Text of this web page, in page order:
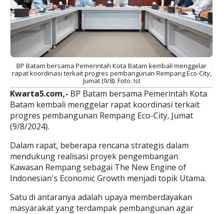
BP Batam bersama Pemerintah Kota Batam kembali menggelar
rapat koordinasi terkait progres pembangunan Rempang Eco-City,
Jumat (9/8). Foto: Ist
Kwarta5.com,- BP Batam bersama Pemerintah Kota
Batam kembali menggelar rapat koordinasi terkait
progres pembangunan Rempang Eco-City, Jumat
(9/8/2024).
Dalam rapat, beberapa rencana strategis dalam
mendukung realisasi proyek pengembangan
Kawasan Rempang sebagai The New Engine of
Indonesian's Economic Growth menjadi topik Utama.
Satu di antaranya adalah upaya memberdayakan
masyarakat yang terdampak pembangunan agar